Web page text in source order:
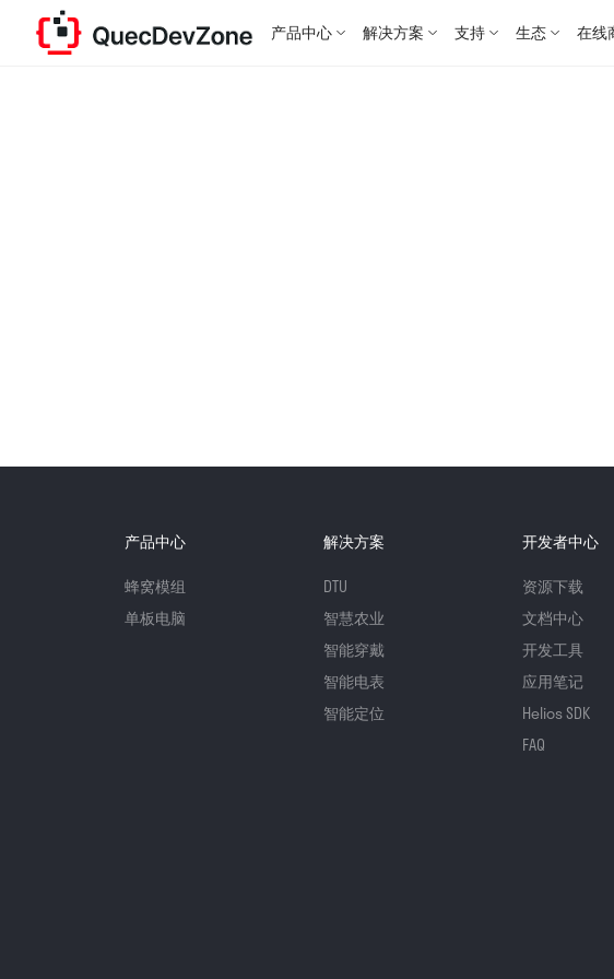
产品中心 解决方案 支持 生态 在线
产品中心
蜂窝模组
单板电脑
解决方案
DTU
智慧农业
智能穿戴
智能电表
智能定位
开发者中心
资源下载
文档中心
开发工具
应用笔记
Helios SDK
FAQ